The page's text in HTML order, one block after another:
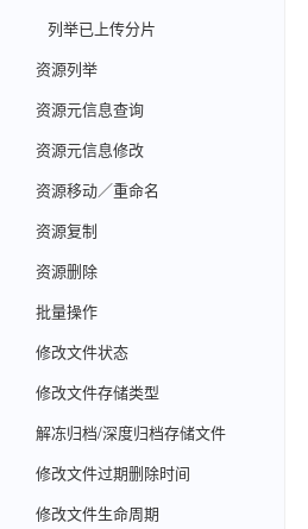
列举已上传分片
资源列举
资源元信息查询
资源元信息修改
资源移动／重命名
资源复制
资源删除
批量操作
修改文件状态
修改文件存储类型
解冻归档/深度归档存储文件
修改文件过期删除时间
修改文件生命周期